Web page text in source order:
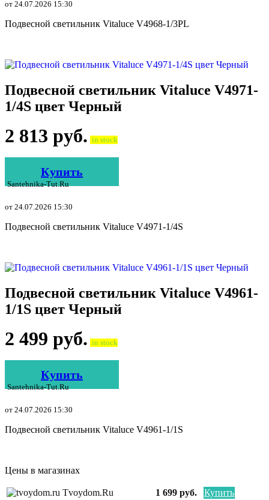
от 24.07.2026 15:30
Подвесной светильник Vitaluce V4968-1/3PL
Подвесной светильник Vitaluce V4971-
1/4S цвет Черный
2 813 руб. in stock
Купить
Santehnika-Tut.ru
от 24.07.2026 15:30
Подвесной светильник Vitaluce V4971-1/4S
Подвесной светильник Vitaluce V4961-
1/1S цвет Черный
2 499 руб. in stock
Купить
Santehnika-Tut.ru
от 24.07.2026 15:30
Подвесной светильник Vitaluce V4961-1/1S
Цены в магазинах
Tvoydom.ru 1 699 руб.
Купить